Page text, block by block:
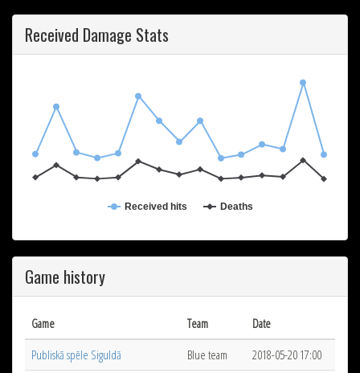
Received Damage Stats
Received hits Deaths
Game history
Game Team
Date
Publiskā spēle Siguldā
Blue team
2018-05-20 17:00